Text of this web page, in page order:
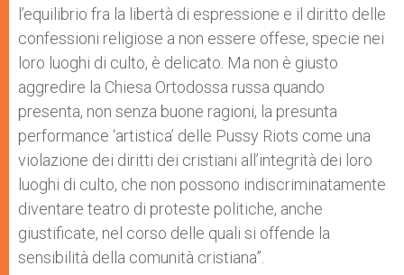
l’equilibrio fra la libertà di espressione e il diritto delle
confessioni religiose a non essere offese, specie nei
loro luoghi di culto, è delicato. Ma non è giusto
aggredire la Chiesa Ortodossa russa quando
presenta, non senza buone ragioni, la presunta
performance ‘artistica’ delle Pussy Riots come una
violazione dei diritti dei cristiani all’integrità dei loro
luoghi di culto, che non possono indiscriminatamente
diventare teatro di proteste politiche, anche
giustificate, nel corso delle quali si offende la
sensibilità della comunità cristiana”.